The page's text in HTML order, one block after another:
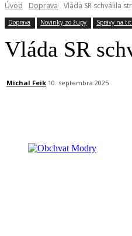
Úvod Doprava Vláda SR schválila
Doprava Novinky zo župy Správy na
Vláda SR
Michal Feik 10. septembra 2025